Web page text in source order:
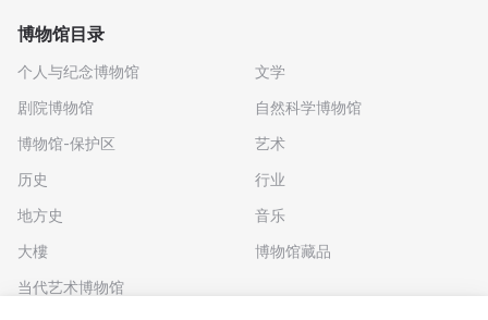
博物馆目录
个人与纪念博物馆
剧院博物馆
博物馆-保护区
历史
地方史
大樓
当代艺术博物馆
文学
自然科学博物馆
艺术
行业
音乐
博物馆藏品